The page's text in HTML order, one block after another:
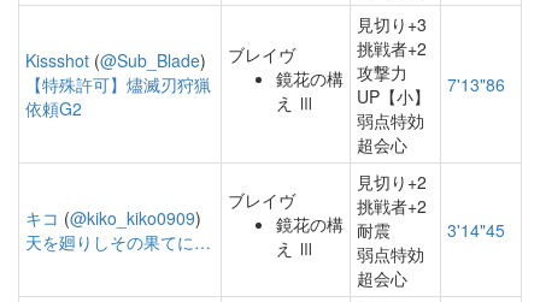
Kissshot (@Sub_Blade)
【特殊許可】燼滅刃狩猟
依頼G2
ブレイヴ
鏡花の構
え Ⅲ
見切り+3
挑戦者+2
攻撃力
UP【小】
弱点特効
超会心
7'13"86
キコ (@kiko_kiko0909)
天を廻りしその果てに…
ブレイヴ
鏡花の構
え Ⅲ
見切り+2
挑戦者+2
耐震
弱点特効
超会心
3'14"45